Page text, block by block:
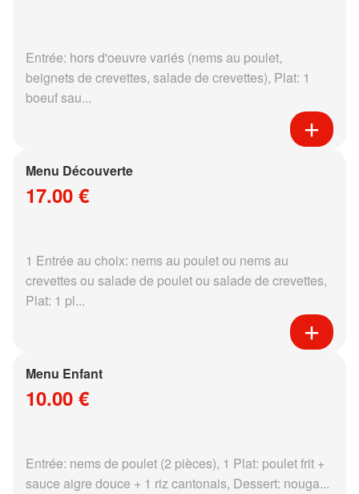
Entrée: hors d'oeuvre variés (nems au poulet,
beignets de crevettes, salade de crevettes), Plat: 1
boeuf sau...
Menu Découverte
17.00 €
1 Entrée au choix: nems au poulet ou nems au
crevettes ou salade de poulet ou salade de crevettes,
Plat: 1 pl...
Menu Enfant
10.00 €
Entrée: nems de poulet (2 pièces), 1 Plat: poulet frit +
sauce aigre douce + 1 riz cantonais, Dessert: nouga...